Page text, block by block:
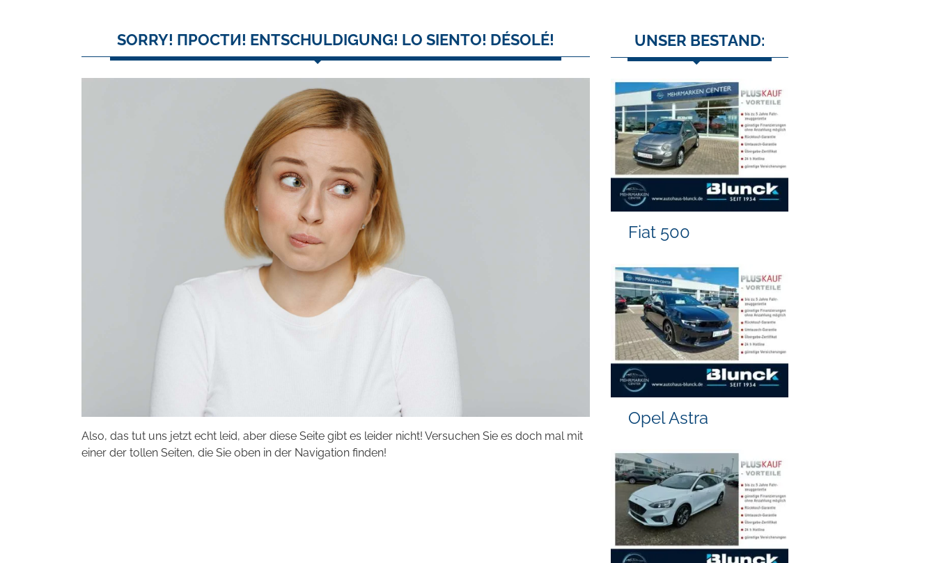
SORRY! ПРОСТИ! ENTSCHULDIGUNG! LO SIENTO! DÉSOLÉ!
Also, das tut uns jetzt echt leid, aber diese Seite gibt es leider nicht! Versuchen Sie es doch mal mit
einer der tollen Seiten, die Sie oben in der Navigation finden!
UNSER BESTAND:
Fiat 500
Opel Astra